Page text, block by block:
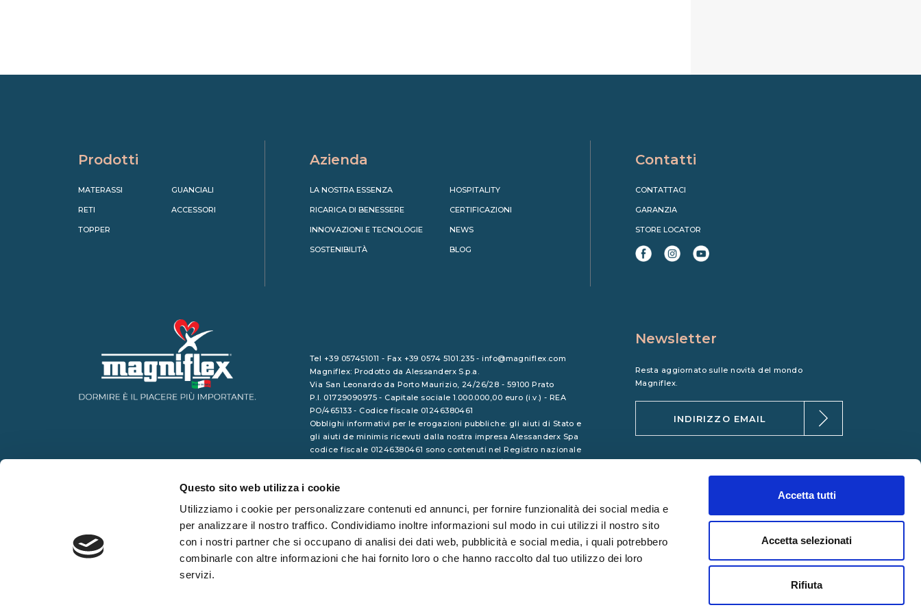
Questo sito web utilizza i cookie
Utilizziamo i cookie per personalizzare contenuti ed annunci, per fornire funzionalità dei social media e
per analizzare il nostro traffico. Condividiamo inoltre informazioni sul modo in cui utilizzi il nostro sito
con i nostri partner che si occupano di analisi dei dati web, pubblicità e social media, i quali potrebbero
combinarle con altre informazioni che hai fornito loro o che hanno raccolto dal tuo utilizzo dei loro
servizi.
Accetta tutti
Accetta selezionati
Rifiuta
Prodotti
MATERASSI
RETI
TOPPER
GUANCIALI
ACCESSORI
Azienda
LA NOSTRA ESSENZA
RICARICA DI BENESSERE
INNOVAZIONI E TECNOLOGIE
SOSTENIBILITÀ
HOSPITALITY
CERTIFICAZIONI
NEWS
BLOG
Contatti
CONTATTACI
GARANZIA
STORE LOCATOR
Tel +39 057451011 - Fax +39 0574 5101.235 - info@magniflex.com
Magniflex: Prodotto da Alessanderx S.p.a.
Via San Leonardo da Porto Maurizio, 24/26/28 - 59100 Prato
P.I. 01729090975 - Capitale sociale 1.000.000,00 euro (i.v.) - REA
PO/465133 - Codice fiscale 01246380461
Obblighi informativi per le erogazioni pubbliche: gli aiuti di Stato e
gli aiuti de minimis ricevuti dalla nostra impresa Alessanderx Spa
codice fiscale 01246380461 sono contenuti nel Registro nazionale
Newsletter
Resta aggiornato sulle novità del mondo
Magniflex.